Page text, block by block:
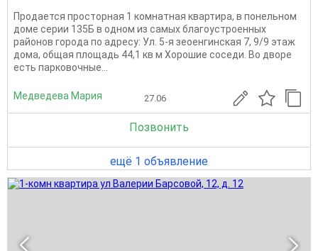
Продается просторная 1 комнатная квартира, в понельном
доме серии 135Б в одном из самых благоустроенных
районов города по адресу: Ул. 5-я зеоенгинская 7, 9/9 этаж
дома, общая площадь 44,1 кв м Хорошие соседи. Во дворе
есть парковочные...
Медведева Мария 27.06
Позвонить
ещё 1 объявление